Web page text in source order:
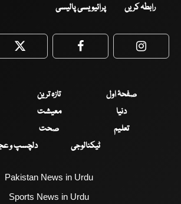
رابطہ کریں پرائیویسی پالیسی
Twitter Facebook
صفحۂ اول تازہ ترین
دنیا
معیشت
تعلیم
صحت
ٹیکنالوجی
دلچسپ و
Pakistan News in Urdu
Sports News in Urdu